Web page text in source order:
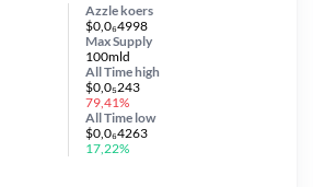
Azzle koers
$0,0₆4998
Max Supply
100mld
All Timehigh
$0,0₅243
79,41%
All Time low
$0,0₆4263
17,22%